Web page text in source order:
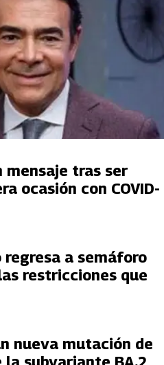
ocasión con COVID-
regresa a semáforo
restricciones que
nueva mutación de